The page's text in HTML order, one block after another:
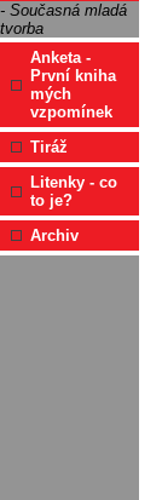
- Současná mladá
tvorba
Anketa -
První kniha
mých
vzpomínek
Tiráž
Litenky - co
to je?
Archiv